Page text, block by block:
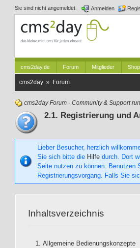
Sie sind nicht angemeldet. Anmelden
cms2day.de Forum Mitglieder Shop
cms2day » Forum
cms2day Forum - Community & Support
2.1. Registrierung und
Lieber Besucher, herzlich
Sie sich bitte die Hilfe durch. Dort
Seite nutzen zu können. Benutzen
Registrierungsvorgang. Falls Sie
Inhaltsverzeichnis
Allgemeine Bedienungskonzepte